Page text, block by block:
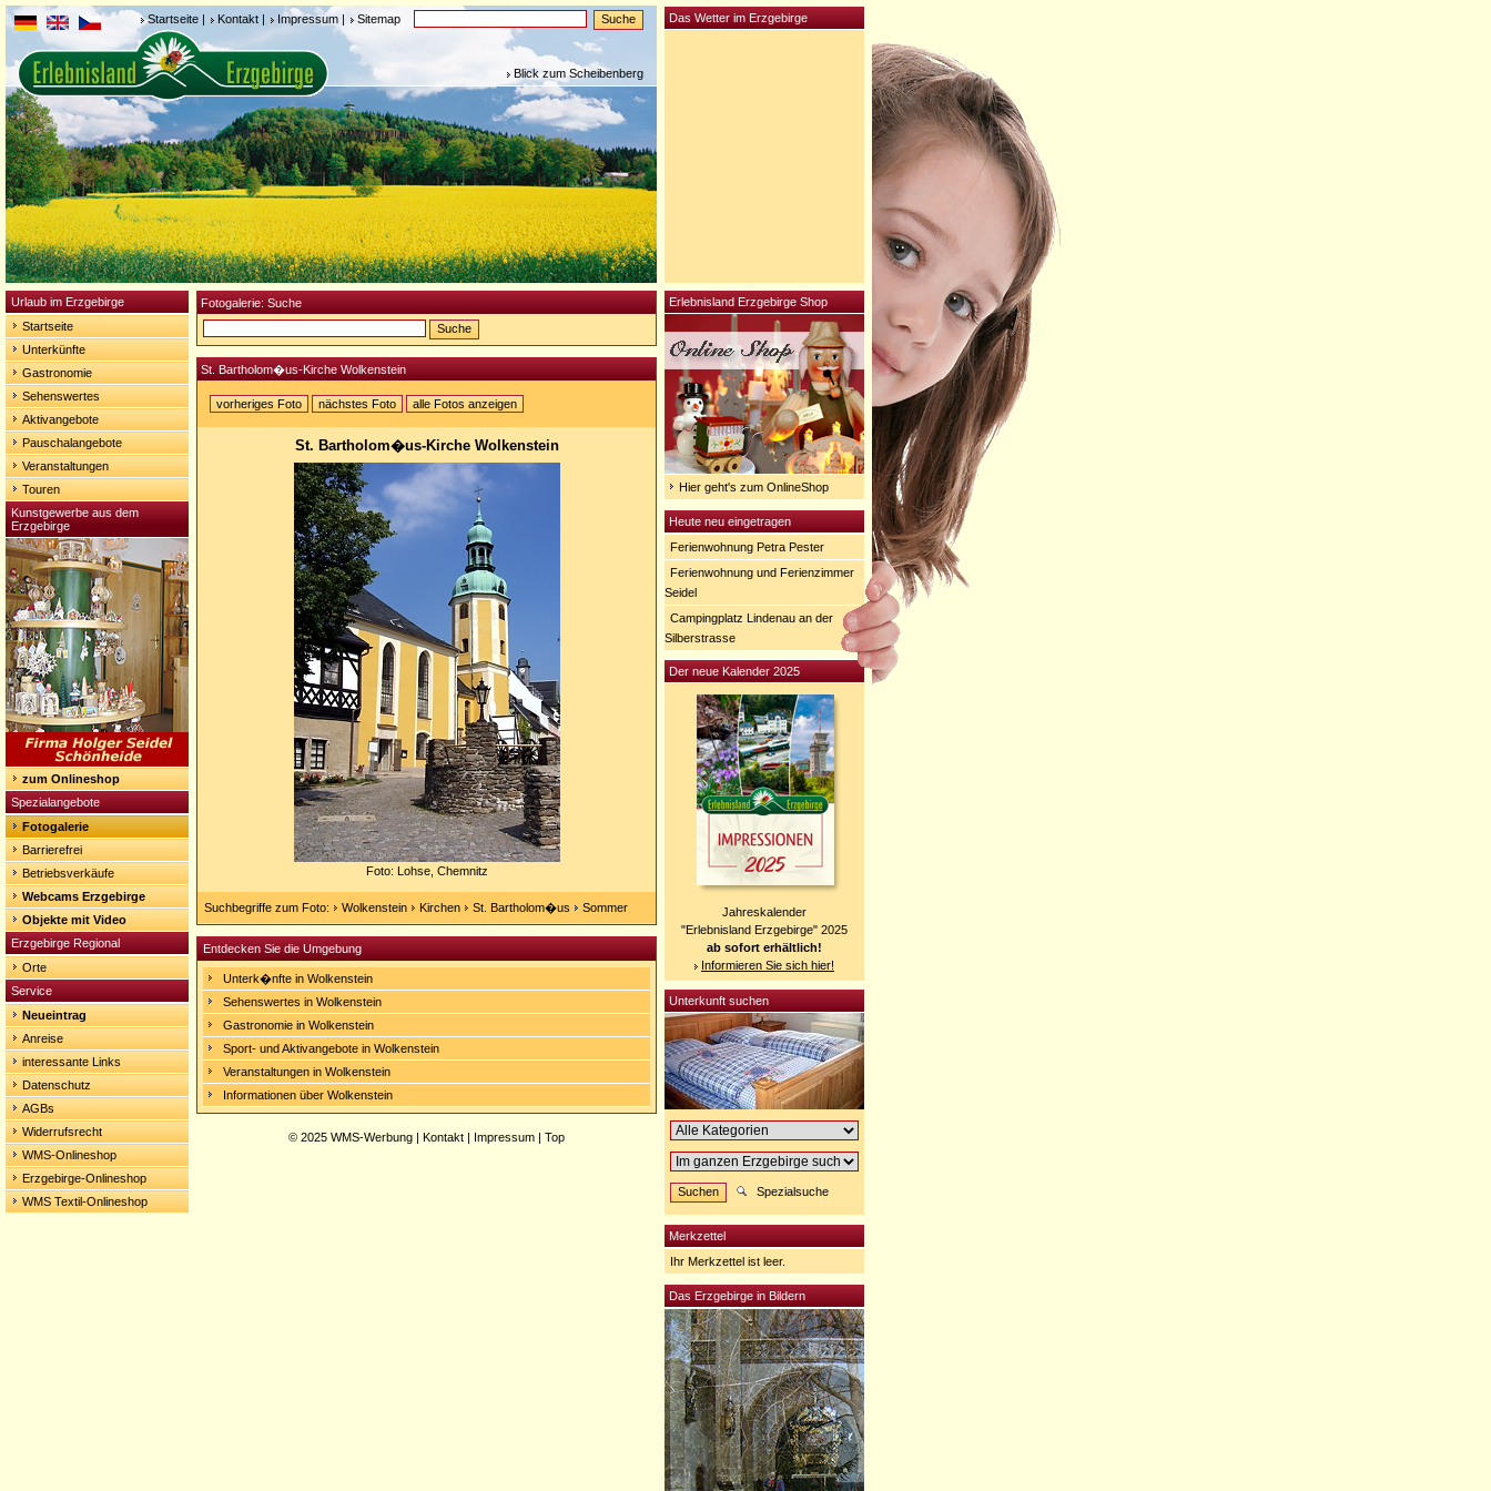
Startseite | Kontakt | Impressum | Sitemap
Blick zum Scheibenberg
Urlaub im Erzgebirge
Startseite
Unterkünfte
Gastronomie
Sehenswertes
Aktivangebote
Pauschalangebote
Veranstaltungen
Touren
Kunstgewerbe aus dem
Erzgebirge
zum Onlineshop
Spezialangebote
Fotogalerie
Barrierefrei
Betriebsverkäufe
Webcams Erzgebirge
Objekte mit Video
Erzgebirge Regional
Orte
Service
Neueintrag
Anreise
interessante Links
Datenschutz
AGBs
Widerrufsrecht
WMS-Onlineshop
Erzgebirge-Onlineshop
WMS Textil-Onlineshop
Fotogalerie: Suche
St. Bartholom�us-Kirche Wolkenstein
vorheriges Foto nächstes Foto alle Fotos anzeigen
St. Bartholom�us-Kirche Wolkenstein
Foto: Lohse, Chemnitz
Suchbegriffe zum Foto: Wolkenstein Kirchen St. Bartholom�us Sommer
Entdecken Sie die Umgebung
Unterk�nfte in Wolkenstein
Sehenswertes in Wolkenstein
Gastronomie in Wolkenstein
Sport- und Aktivangebote in Wolkenstein
Veranstaltungen in Wolkenstein
Informationen über Wolkenstein
© 2025 WMS-Werbung | Kontakt | Impressum | Top
Erlebnisland Erzgebirge Shop
Hier geht's zum OnlineShop
Heute neu eingetragen
Ferienwohnung Petra Pester
Ferienwohnung und Ferienzimmer
Seidel
Campingplatz Lindenau an der
Silberstrasse
Der neue Kalender 2025
Jahreskalender
"Erlebnisland Erzgebirge" 2025
ab sofort erhältlich!
Informieren Sie sich hier!
Unterkunft suchen
Spezialsuche
Merkzettel
Ihr Merkzettel ist leer.
Das Erzgebirge in Bildern
Das Wetter im Erzgebirge